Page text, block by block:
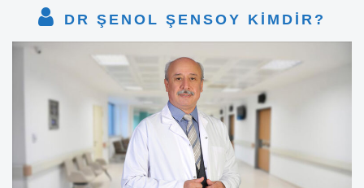
DR ŞENOL ŞENSOY KİMDİR?